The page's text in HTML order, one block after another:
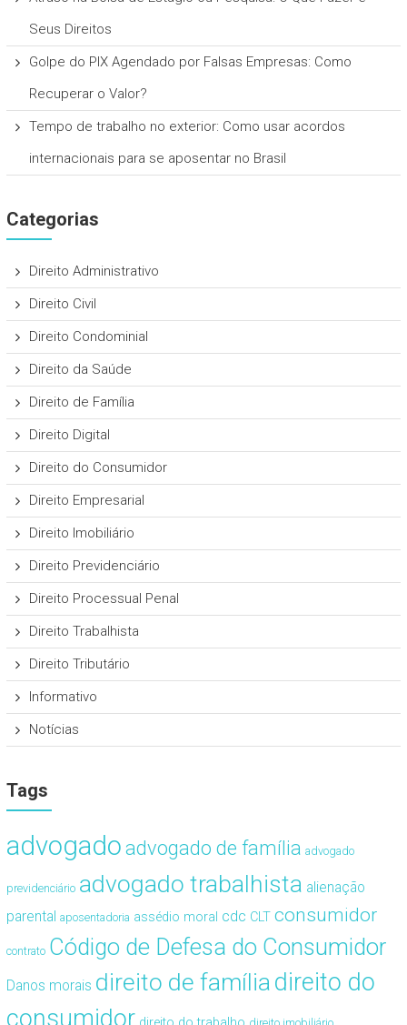
Seus Direitos
Golpe do PIX Agendado por Falsas Empresas: Como
Recuperar o Valor?
Tempo de trabalho no exterior: Como usar acordos
internacionais para se aposentar no Brasil
Categorias
Direito Administrativo
Direito Civil
Direito Condominial
Direito da Saúde
Direito de Família
Direito Digital
Direito do Consumidor
Direito Empresarial
Direito Imobiliário
Direito Previdenciário
Direito Processual Penal
Direito Trabalhista
Direito Tributário
Informativo
Notícias
Tags
advogado advogado de família advogado
previdenciário advogado trabalhista alienação
parental aposentadoria assédio moral cdc CLT consumidor
contrato Código de Defesa do Consumidor
Danos morais direito de famíliadireito do
consumidor